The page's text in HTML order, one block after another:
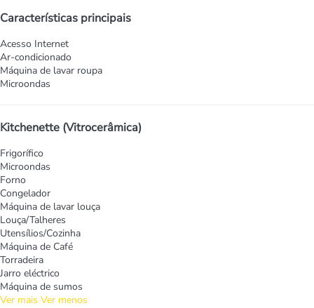
Características principais
Acesso Internet
Ar-condicionado
Máquina de lavar roupa
Microondas
Kitchenette (Vitrocerâmica)
Frigorífico
Microondas
Forno
Congelador
Máquina de lavar louça
Louça/Talheres
Utensílios/Cozinha
Máquina de Café
Torradeira
Jarro eléctrico
Máquina de sumos
Ver mais Ver menos